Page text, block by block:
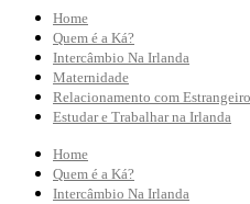
Home
Quem é a Ká?
Intercâmbio Na Irlanda
Maternidade
Relacionamento com Estrangeiro
Estudar e Trabalhar na Irlanda
Home
Quem é a Ká?
Intercâmbio Na Irlanda